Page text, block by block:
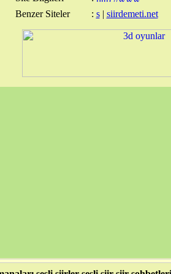
Benzer Siteler
: s| siirdemeti.net